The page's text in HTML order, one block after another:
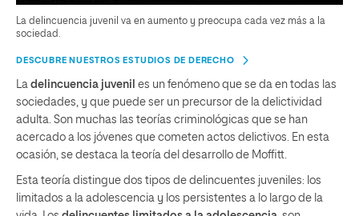
La delincuencia juvenil va en aumento y preocupa cada vez más a la
sociedad.
DESCUBRE NUESTROS ESTUDIOS DE DERECHO
La delincuencia juvenil es un fenómeno que se da en todas las
sociedades, y que puede ser un precursor de la delictividad
adulta. Son muchas las teorías criminológicas que se han
acercado a los jóvenes que cometen actos delictivos. En esta
ocasión, se destaca la teoría del desarrollo de Moffitt.
Esta teoría distingue dos tipos de delincuentes juveniles: los
limitados a la adolescencia y los persistentes a lo largo de la